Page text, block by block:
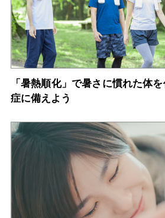
「暑熱順化」で暑さに慣れた体
症に備えよう